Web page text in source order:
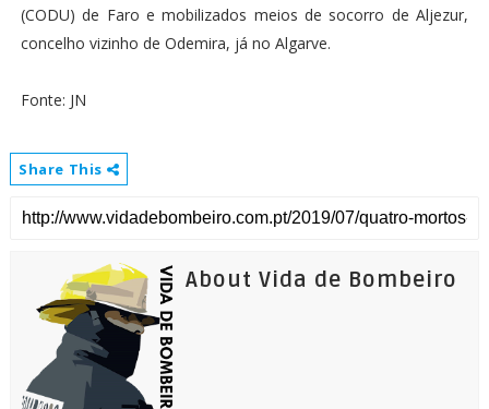
(CODU) de Faro e mobilizados meios de socorro de Aljezur,
concelho vizinho de Odemira, já no Algarve.
Fonte: JN
Share This
About Vida de Bombeiro